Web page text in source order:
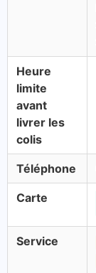
Heure
limite
avant
livrer les
colis
Téléphone
Carte
Service